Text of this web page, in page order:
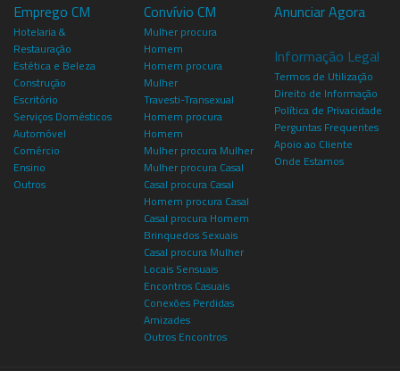
Emprego CM
Hotelaria &
Restauração
Estética e Beleza
Construção
Escritório
Serviços Domésticos
Automóvel
Comércio
Ensino
Outros
Convívio CM
Mulher procura
Homem
Homem procura
Mulher
Travesti-Transexual
Homem procura
Homem
Mulher procura Mulher
Mulher procura Casal
Casal procura Casal
Homem procura Casal
Casal procura Homem
Brinquedos Sexuais
Casal procura Mulher
Locais Sensuais
Encontros Casuais
Conexões Perdidas
Amizades
Outros Encontros
Anunciar Agora
Informação Legal
Termos de Utilização
Direito de Informação
Política de Privacidade
Perguntas Frequentes
Apoio ao Cliente
Onde Estamos